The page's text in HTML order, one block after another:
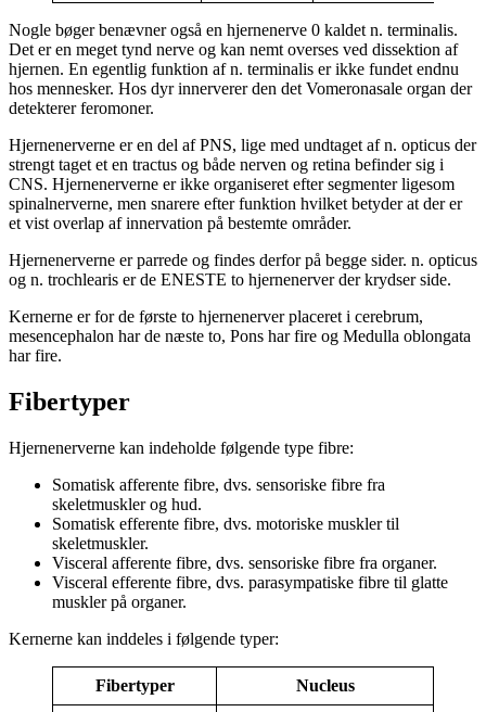
Nogle bøger benævner også en hjernenerve 0 kaldet n. terminalis.
Det er en meget tynd nerve og kan nemt overses ved dissektion af
hjernen. En egentlig funktion af n. terminalis er ikke fundet endnu
hos mennesker. Hos dyr innerverer den det Vomeronasale organ der
detekterer feromoner.
Hjernenerverne er en del af PNS, lige med undtaget af n. opticus der
strengt taget et en tractus og både nerven og retina befinder sig i
CNS. Hjernenerverne er ikke organiseret efter segmenter ligesom
spinalnerverne, men snarere efter funktion hvilket betyder at der er
et vist overlap af innervation på bestemte områder.
Hjernenerverne er parrede og findes derfor på begge sider. n. opticus
og n. trochlearis er de ENESTE to hjernenerver der krydser side.
Kernerne er for de første to hjernenerver placeret i cerebrum,
mesencephalon har de næste to, Pons har fire og Medulla oblongata
har fire.
Fibertyper
Hjernenerverne kan indeholde følgende type fibre:
Somatisk afferente fibre, dvs. sensoriske fibre fra
skeletmuskler og hud.
Somatisk efferente fibre, dvs. motoriske muskler til
skeletmuskler.
Visceral afferente fibre, dvs. sensoriske fibre fra organer.
Visceral efferente fibre, dvs. parasympatiske fibre til glatte
muskler på organer.
Kernerne kan inddeles i følgende typer:
Fibertyper Nucleus